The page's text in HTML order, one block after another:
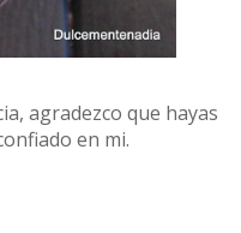
agradezco que hayas
en mi.